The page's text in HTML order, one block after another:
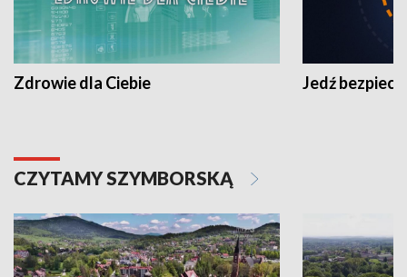
Zdrowie dla Ciebie Jedź
CZYTAMY SZYMBORSKĄ